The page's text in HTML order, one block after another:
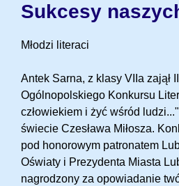
Sukcesy
Młodzi literaci
Antek Sarna, z klasy VIIa zajął
Ogólnopolskiego Konkursu
człowiekiem i żyć wśród
świecie Czesława Miłosza.
pod honorowym patronatem
Oświaty i Prezydenta Miasta
nagrodzony za opowiadanie